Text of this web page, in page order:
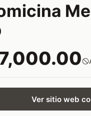
Ver sitio web